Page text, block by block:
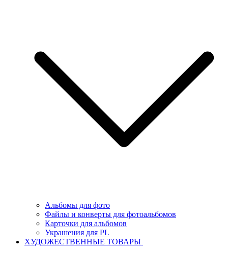
Альбомы для фото
Файлы и конверты для фотоальбомов
Карточки для альбомов
Украшения для PL
ХУДОЖЕСТВЕННЫЕ ТОВАРЫ